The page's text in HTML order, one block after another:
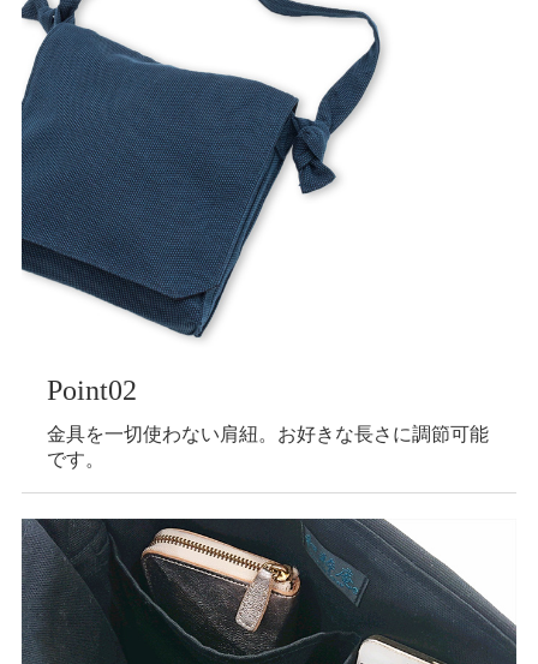
Point02
金具を一切使わない肩紐。お好きな長さに調節可能
です。